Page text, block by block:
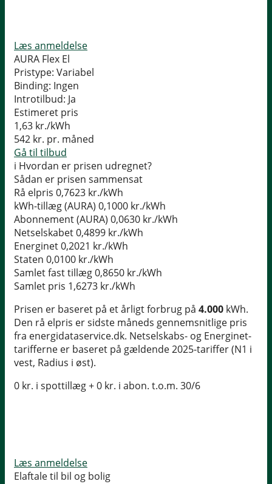
Læs anmeldelse
AURA Flex El
Pristype: Variabel
Binding: Ingen
Introtilbud: Ja
Estimeret pris
1,63 kr./kWh
542 kr. pr. måned
Gå til tilbud
i Hvordan er prisen udregnet?
Sådan er prisen sammensat
Rå elpris 0,7623 kr./kWh
kWh-tillæg (AURA) 0,1000 kr./kWh
Abonnement (AURA) 0,0630 kr./kWh
Netselskabet0,4899 kr./kWh
Energinet0,2021 kr./kWh
Staten 0,0100 kr./kWh
Samlet fast tillæg0,8650 kr./kWh
Samlet pris 1,6273 kr./kWh
Prisen er baseret på et årligt forbrug på 4.000 kWh.
Den rå elpris er sidste måneds gennemsnitlige pris
fra energidataservice.dk. Netselskabs- og Energinet-
tarifferne er baseret på gældende 2025-tariffer (N1 i
vest, Radius i øst).
0 kr. i spottillæg + 0 kr. i abon. t.o.m. 30/6
Læs anmeldelse
Elaftale til bil og bolig